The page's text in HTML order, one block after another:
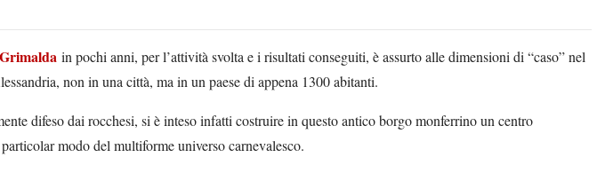
in pochi anni, per l’attività svolta e i risultati conseguiti, è assurto alle dimensioni di “caso” nel
non in una città, ma in un paese di appena 1300 abitanti.
difeso dai rocchesi, si è inteso infatti costruire in questo antico borgo monferrino un centro
modo del multiforme universo carnevalesco.